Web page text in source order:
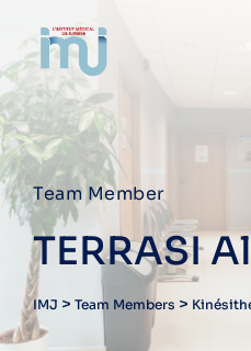
Team Member
TERRASI
IMJ > Team Members >